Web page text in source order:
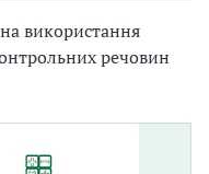
використання
речовин